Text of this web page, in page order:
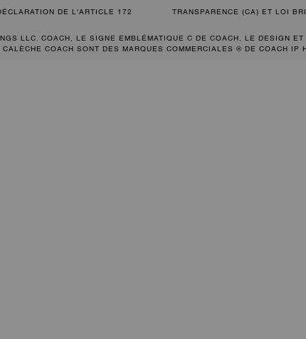
DE L'ARTICLE 172 TRANSPARENCE (CA) ET LOI
LLC. COACH, LE SIGNE EMBLÉMATIQUE C DE COACH, LE DESIGN ET
COACH SONT DES MARQUES COMMERCIALES ® DE COACH IP